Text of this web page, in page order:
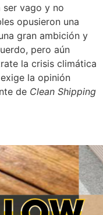
ser vago y no
opusieron una
gran ambición y
pero aún
la crisis climática
la opinión
de Clean Shipping